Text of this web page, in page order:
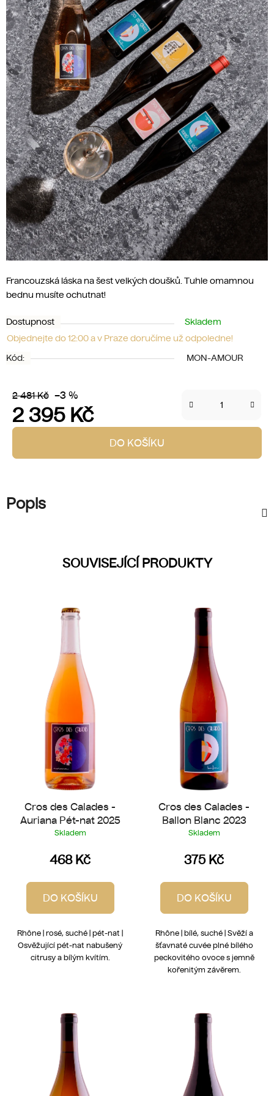
Francouzská láska na šest velkých doušků. Tuhle omamnou
bednu musíte ochutnat!
Dostupnost
Skladem
Objednejte do 12:00 a v Praze doručíme už odpoledne!
Kód:
MON-AMOUR
2 481 Kč –3 %
2 395 Kč
Měrná cena:
DO KOŠÍKU
Popis
SOUVISEJÍCÍ PRODUKTY
Cros des Calades -
Auriana Pét-nat 2025
Skladem
468 Kč
DO KOŠÍKU
Rhône | rosé, suché | pét-nat |
Osvěžující pét-nat nabušený
citrusy a bílým kvítím.
Cros des Calades -
Ballon Blanc 2023
Skladem
375 Kč
DO KOŠÍKU
Rhône | bílé, suché | Svěží a
šťavnaté cuvée plné bílého
peckovitého ovoce s jemně
kořenitým závěrem.